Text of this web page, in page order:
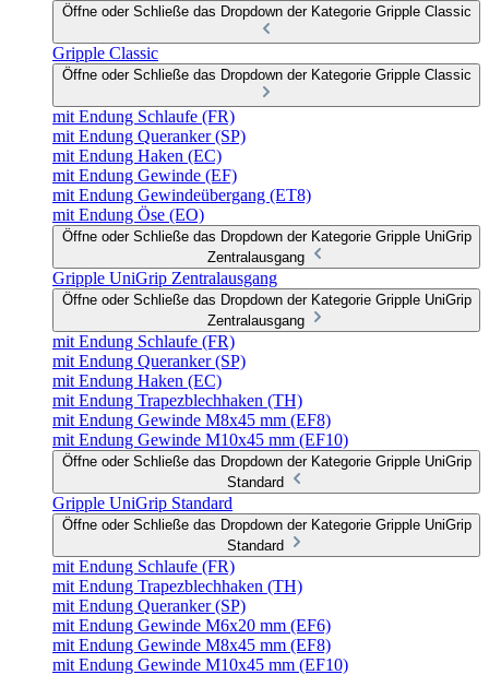
Öffne oder Schließe das Dropdown der Kategorie Gripple Classic
Gripple Classic
Öffne oder Schließe das Dropdown der Kategorie Gripple Classic
mit Endung Schlaufe (FR)
mit Endung Queranker (SP)
mit Endung Haken (EC)
mit Endung Gewinde (EF)
mit Endung Gewindeübergang (ET8)
mit Endung Öse (EO)
Öffne oder Schließe das Dropdown der Kategorie Gripple UniGrip
Zentralausgang
Gripple UniGrip Zentralausgang
Öffne oder Schließe das Dropdown der Kategorie Gripple UniGrip
Zentralausgang
mit Endung Schlaufe (FR)
mit Endung Queranker (SP)
mit Endung Haken (EC)
mit Endung Trapezblechhaken (TH)
mit Endung Gewinde M8x45 mm (EF8)
mit Endung Gewinde M10x45 mm (EF10)
Öffne oder Schließe das Dropdown der Kategorie Gripple UniGrip
Standard
Gripple UniGrip Standard
Öffne oder Schließe das Dropdown der Kategorie Gripple UniGrip
Standard
mit Endung Schlaufe (FR)
mit Endung Trapezblechhaken (TH)
mit Endung Queranker (SP)
mit Endung Gewinde M6x20 mm (EF6)
mit Endung Gewinde M8x45 mm (EF8)
mit Endung Gewinde M10x45 mm (EF10)